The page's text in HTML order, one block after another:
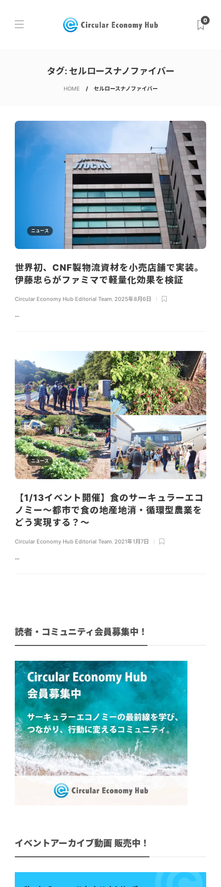
0
タグ: セルロースナノファイバー
HOME セルロースナノファイバー
ニュース
世界初、CNF製物流資材を小売店舗で実装。
伊藤忠らがファミマで軽量化効果を検証
Circular Economy Hub Editorial Team 2025年8月6日
...
ニュース
【1/13イベント開催】食のサーキュラーエコ
ノミー～都市で食の地産地消・循環型農業を
どう実現する？〜
Circular Economy Hub Editorial Team 2021年1月7日
...
読者・コミュニティ会員募集中！
イベントアーカイブ動画 販売中！